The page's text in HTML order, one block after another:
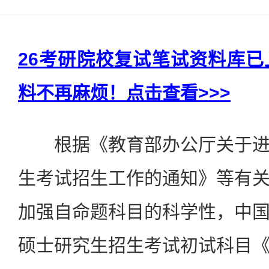
26考研院校复试笔试资料库
料不再麻烦！点击查看>>>
根据《教育部办公厅关于进
生考试招生工作的通知》等有
加强自命题科目的科学性，中
硕士研究生招生考试初试科目